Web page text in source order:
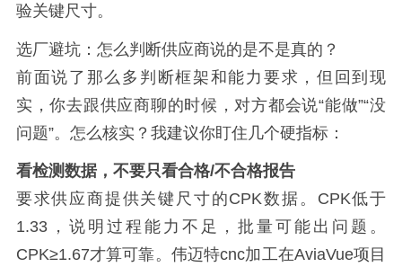
验关键尺寸。
选厂避坑：怎么判断供应商说的是不是真的？
前面说了那么多判断框架和能力要求，但回到现
实，你去跟供应商聊的时候，对方都会说“能做”“没
问题”。怎么核实？我建议你盯住几个硬指标：
看检测数据，不要只看合格/不合格报告
要求供应商提供关键尺寸的CPK数据。CPK低于
1.33，说明过程能力不足，批量可能出问题。
CPK≥1.67才算可靠。伟迈特cnc加工在AviaVue项目